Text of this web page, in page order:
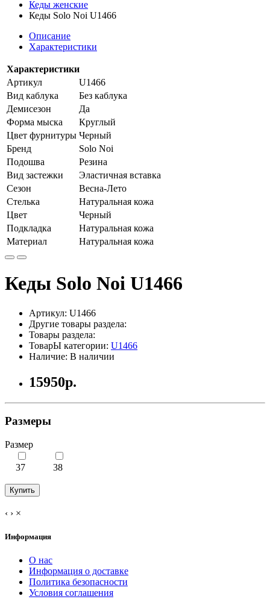
Кеды женские
Кеды Solo Noi U1466
Описание
Характеристики
Характеристики
Артикул
U1466
Вид каблука
Без каблука
Демисезон
Да
Форма мыска
Круглый
Цвет фурнитуры Черный
Бренд
Solo Noi
Подошва
Резина
Вид застежки
Эластичная вставка
Сезон
Весна-Лето
Стелька
Натуральная кожа
Цвет
Черный
Подкладка
Натуральная кожа
Материал
Натуральная кожа
Кеды Solo Noi U1466
Артикул: U1466
Другие товары раздела:
Товары раздела:
ТоварЫ категории: U1466
Наличие: В наличии
15950р.
Размеры
Размер
37 38
Купить
‹ › ×
Информация
О нас
Информация о доставке
Политика безопасности
Условия соглашения